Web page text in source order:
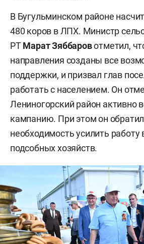
В Бугульминском районе
480 коров в ЛПХ. Министр
РТМарат Зяббаровотметил,
направления созданы все
поддержки, и призвал глав
работать с населением. Он
Лениногорский район активно
кампанию. При этом он
необходимость усилить
подсобных хозяйств.